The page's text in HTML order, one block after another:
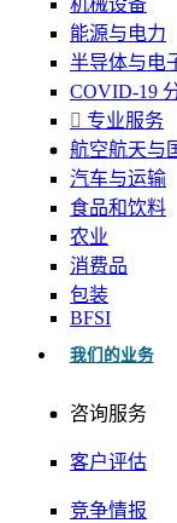
机械设备
能源与电力
半导体与电
COVID-19
专业服务
航空航天与
汽车与运输
食品和饮料
农业
消费品
包装
BFSI
我们的业务
咨询服务
客户评估
竞争情报